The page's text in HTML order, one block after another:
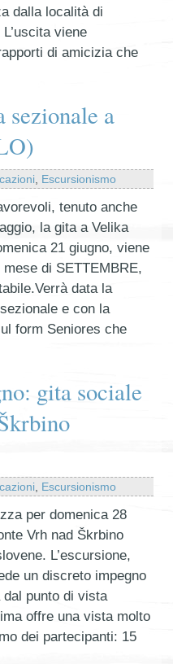
dalla località di
viene
di amicizia che
a
Escursionismo
tenuto anche
la gita a Velika
21 giugno, viene
di SETTEMBRE,
data la
e con la
form Seniores che
gita sociale
Escursionismo
per domenica 28
Vrh nad Škrbino
L’escursione,
un discreto impegno
punto di vista
offre una vista molto
dei partecipanti: 15